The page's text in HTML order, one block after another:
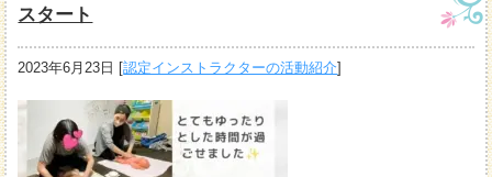
スタート
2023年6月23日 [認定インストラクターの活動紹介]